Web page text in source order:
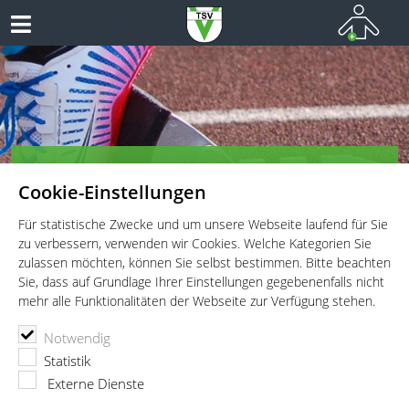
Cookie-Einstellungen
Für statistische Zwecke und um unsere Webseite laufend für Sie
zu verbessern, verwenden wir Cookies. Welche Kategorien Sie
zulassen möchten, können Sie selbst bestimmen. Bitte beachten
Sie, dass auf Grundlage Ihrer Einstellungen gegebenenfalls nicht
mehr alle Funktionalitäten der Webseite zur Verfügung stehen.
Notwendig
Statistik
Externe Dienste
Leichtathletik für Wettkämpfer, Leistungssportler und
Freitzeitathleten
TSV Vaterstetten e.V.
Frühjahrssportfest
Frühjahrssportfest